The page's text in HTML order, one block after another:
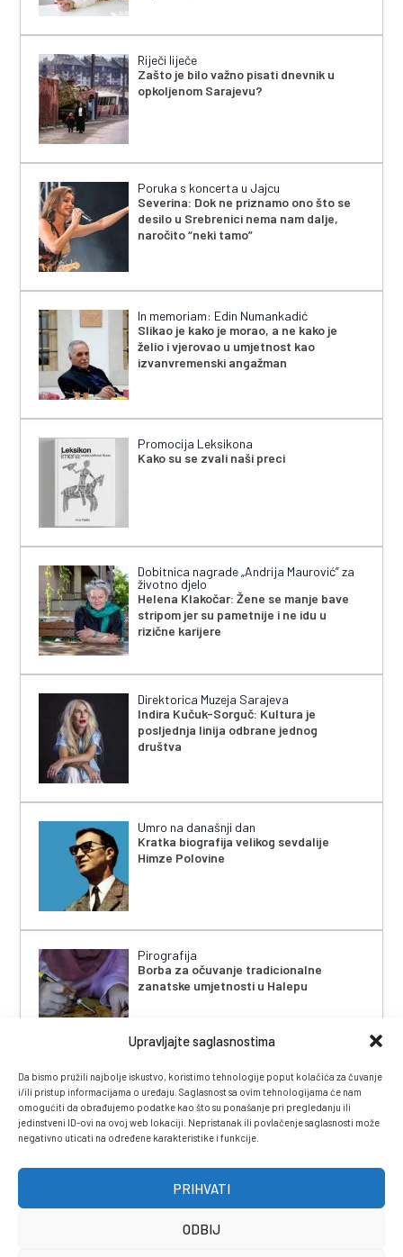
Upravljajte saglasnostima
Da bismo pružili najbolje iskustvo, koristimo tehnologije poput kolačića za čuvanje
i/ili pristup informacijama o uređaju. Saglasnost sa ovim tehnologijama će nam
omogućiti da obrađujemo podatke kao što su ponašanje pri pregledanju ili
jedinstveni ID-ovi na ovoj web lokaciji. Nepristanak ili povlačenje saglasnosti može
negativno uticati na određene karakteristike i funkcije.
PRIHVATI
ODBIJ
Riječi liječe
Zašto je bilo važno pisati dnevnik u
opkoljenom Sarajevu?
Poruka s koncerta u Jajcu
Severina: Dok ne priznamo ono što se
desilo u Srebrenici nema nam dalje,
naročito “neki tamo”
In memoriam: Edin Numankadić
Slikao je kako je morao, a ne kako je
želio i vjerovao u umjetnost kao
izvanvremenski angažman
Promocija Leksikona
Kako su se zvali naši preci
Dobitnica nagrade „Andrija Maurović” za
životno djelo
Helena Klakočar: Žene se manje bave
stripom jer su pametnije i ne idu u
rizične karijere
Direktorica Muzeja Sarajeva
Indira Kučuk-Sorguč: Kultura je
posljednja linija odbrane jednog
društva
Umro na današnji dan
Kratka biografija velikog sevdalije
Himze Polovine
Pirografija
Borba za očuvanje tradicionalne
zanatske umjetnosti u Halepu
KONTAKT